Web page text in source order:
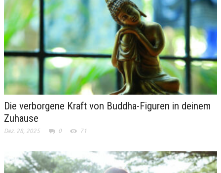
Die verborgene Kraft von Buddha-Figuren in deinem
Zuhause
Dez. 28, 2025 0 71